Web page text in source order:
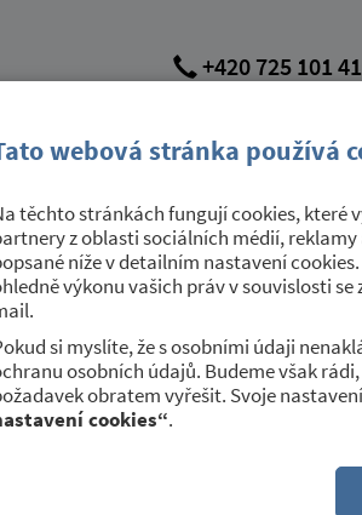
webová stránka používá
těchto stránkách fungují cookies, které
z oblasti sociálních médií,
níže v detailním nastavení
výkonu vašich práv v souvislosti
si myslíte, že s osobními údaji
osobních údajů. Budeme však
obratem vyřešit. Svoje
cookies“.
+420 725 101
úřad Úřední deska
lékařky